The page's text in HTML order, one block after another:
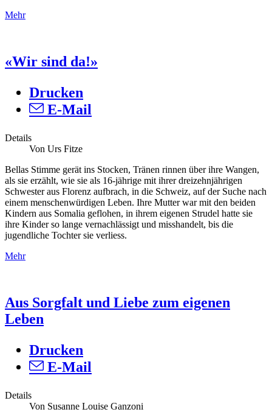
Mehr
«Wir sind da!»
Drucken
E-Mail
Details
Von Urs Fitze
Bellas Stimme gerät ins Stocken, Tränen rinnen über ihre Wangen,
als sie erzählt, wie sie als 16-jährige mit ihrer dreizehnjährigen
Schwester aus Florenz aufbrach, in die Schweiz, auf der Suche nach
einem menschenwürdigen Leben. Ihre Mutter war mit den beiden
Kindern aus Somalia geflohen, in ihrem eigenen Strudel hatte sie
ihre Kinder so lange vernachlässigt und misshandelt, bis die
jugendliche Tochter sie verliess.
Mehr
Aus Sorgfalt und Liebe zum eigenen
Leben
Drucken
E-Mail
Details
Von Susanne Louise Ganzoni